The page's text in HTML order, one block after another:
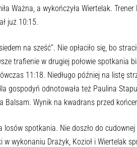
Ważna, a wykończyła Wiertelak. Trener
już 10:15.
na sześć”. Nie opłaciło się, bo
trafienie w drugiej połowie spotkania
11:18. Niedługo później na listę
gospodyń odnotowała też Paulina
Balsam. Wynik na kwadrans przed
losów spotkania. Nie doszło do
wykonaniu Drażyk, Kozioł i Wiertelak